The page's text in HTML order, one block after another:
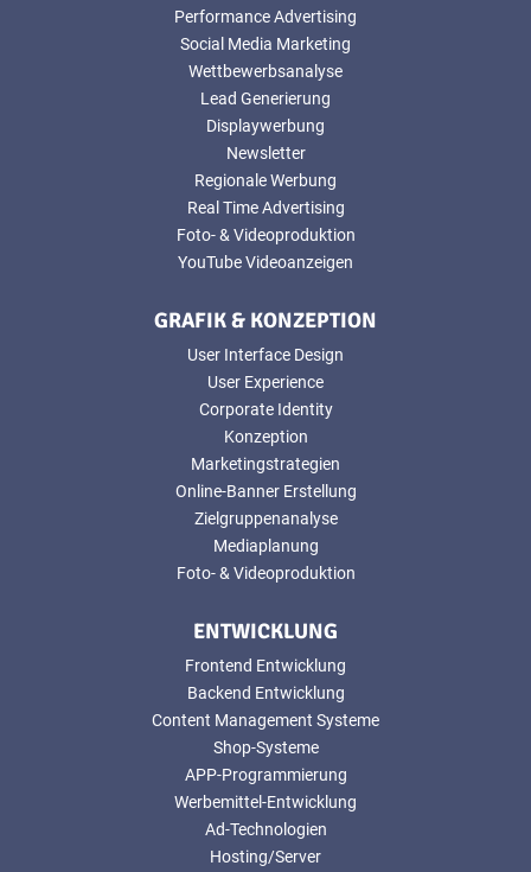
Performance Advertising
Social Media Marketing
Wettbewerbsanalyse
Lead Generierung
Displaywerbung
Newsletter
Regionale Werbung
Real Time Advertising
Foto- & Videoproduktion
YouTube Videoanzeigen
GRAFIK & KONZEPTION
User Interface Design
User Experience
Corporate Identity
Konzeption
Marketingstrategien
Online-Banner Erstellung
Zielgruppenanalyse
Mediaplanung
Foto- & Videoproduktion
ENTWICKLUNG
Frontend Entwicklung
Backend Entwicklung
Content Management Systeme
Shop-Systeme
APP-Programmierung
Werbemittel-Entwicklung
Ad-Technologien
Hosting/Server